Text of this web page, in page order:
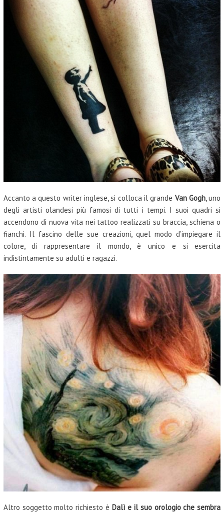
Accanto a questo writer inglese, si colloca il grande Van Gogh, uno
degli artisti olandesi più famosi di tutti i tempi. I suoi quadri si
accendono di nuova vita nei tattoo realizzati su braccia, schiena o
fianchi. Il fascino delle sue creazioni, quel modo d’impiegare il
colore, di rappresentare il mondo, è unico e si esercita
indistintamente su adulti e ragazzi.
Altro soggetto molto richiesto èDalì e il suo orologio che sembra